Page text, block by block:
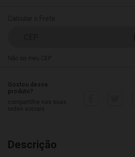
Não sei meu CEP
Descrição